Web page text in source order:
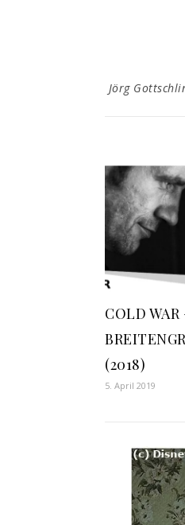
Jörg
COLD WAR
(2018)
5. April 2019